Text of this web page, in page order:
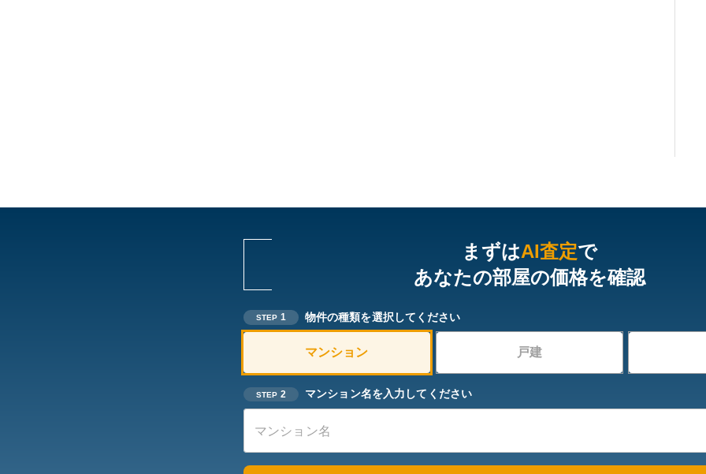
まずはAI査定で
あなたの部屋の価格を確認
STEP 1 物件の種類を選択してください
マンション 戸建
STEP 2 マンション名を入力してください